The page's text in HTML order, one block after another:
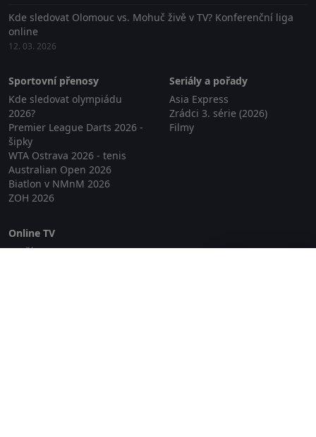
Kde sledovat Olomouc vs. Mohuč živě v TV? Konferenční liga
online
12. 03. 2026
Sportovní přenosy
Kde sledovat olympiádu
2026?
Premier League Darts 2026 -
šipky
WTA Ostrava 2026 - tenis
Australian Open 2026
Biatlon v NMnM 2026
ZOH 2026
Seriály a pořady
Asia Express
Zrádci 3. série (2026)
Filmy
Online TV
Lepší.TV